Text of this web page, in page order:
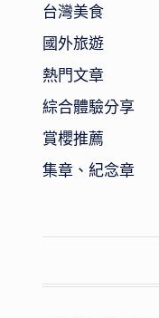
台灣美食
國外旅遊
熱門文章
綜合體驗分享
賞櫻推薦
集章、紀念章